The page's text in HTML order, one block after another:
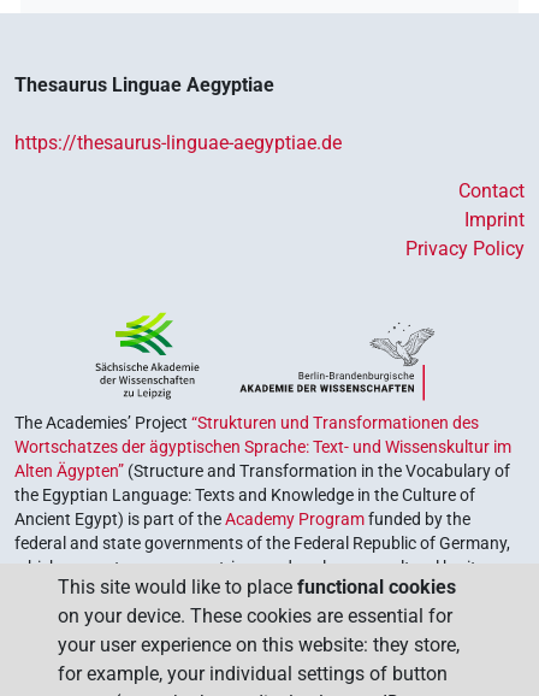
𔃫
US9R3VARB | 1×
US9T3VARA 𓍿[][]
[]𓅱 | 1× N.m:sg ( 1)
[]𓏥 | 1× N.m:pl:stpr (1)
[]𓒃 | 1× N.m:sg (1)
{𓌢}{𓌢}{𔌜}{𓏥}{𓇳}⟨ ⟩ | 1× N.m:pl (1
Thesaurus Linguae Aegyptiae
https://thesaurus-linguae-aegyptiae.de
Contact
Imprint
Privacy Policy
The Academies’ Project “Strukturen und Transformationen des
Wortschatzes der ägyptischen Sprache: Text- und Wissenskultur im
Alten Ägypten” (Structure and Transformation in the Vocabulary of
the Egyptian Language: Texts and Knowledge in the Culture of
Ancient Egypt) is part of theAcademy Programfunded by the
federal and state governments of the Federal Republic of Germany,
which serves to preserve, retrieve and explore our cultural heritage.
The program is coordinated by theUnion of the German Academies
of Sciences and Humanities.
This site would like to place functional cookies
on your device. These cookies are essential for
your user experience on this website: they store,
for example, your individual settings of button